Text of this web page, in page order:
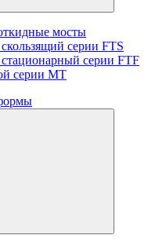
мосты
серии FTS
серии FTF
серии MT